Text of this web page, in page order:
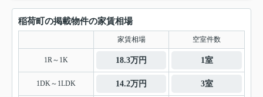
稲荷町の掲載物件の家賃相場
家賃相場 空室件数
1R～1K 18.3万円 1室
1DK～1LDK 14.2万円 3室